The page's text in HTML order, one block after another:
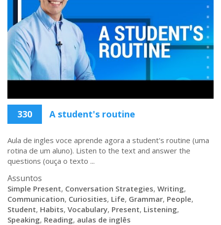
330 A student's routine
Aula de ingles voce aprende agora a student's routine (uma
rotina de um aluno). Listen to the text and answer the
questions (ouça o texto ...
Assuntos
Simple Present, Conversation Strategies, Writing,
Communication, Curiosities, Life, Grammar, People,
Student, Habits, Vocabulary, Present, Listening,
Speaking, Reading, aulas de inglês